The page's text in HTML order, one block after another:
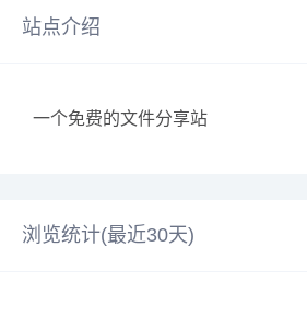
站点介绍
一个免费的文件分享站
浏览统计(最近30天)